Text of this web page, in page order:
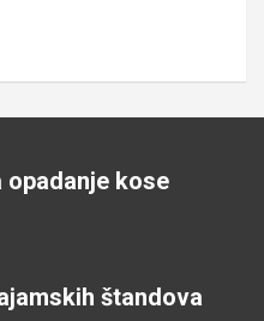
kose
štandova